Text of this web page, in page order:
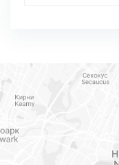
Débouchage
Débouchage
Débouchage